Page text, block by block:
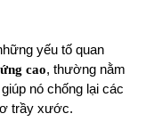
yếu tố quan
cao, thường nằm
nó chống lại các
trầy xước.